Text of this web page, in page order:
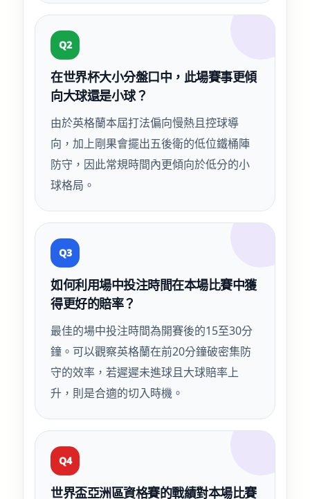
Q2
在世界杯大小分盤口中，此場賽事更傾
向大球還是小球？
由於英格蘭本屆打法偏向慢熱且控球導
向，加上剛果會擺出五後衛的低位鐵桶陣
防守，因此常規時間內更傾向於低分的小
球格局。
Q3
如何利用場中投注時間在本場比賽中獲
得更好的賠率？
最佳的場中投注時間為開賽後的15至30分
鐘。可以觀察英格蘭在前20分鐘破密集防
守的效率，若遲遲未進球且大球賠率上
升，則是合適的切入時機。
Q4
世界盃亞洲區資格賽的戰績對本場比賽